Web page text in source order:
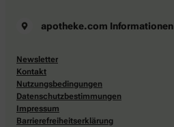
apotheke.com Informationen
Newsletter
Kontakt
Nutzungsbedingungen
Datenschutzbestimmungen
Impressum
Barrierefreiheitserklärung